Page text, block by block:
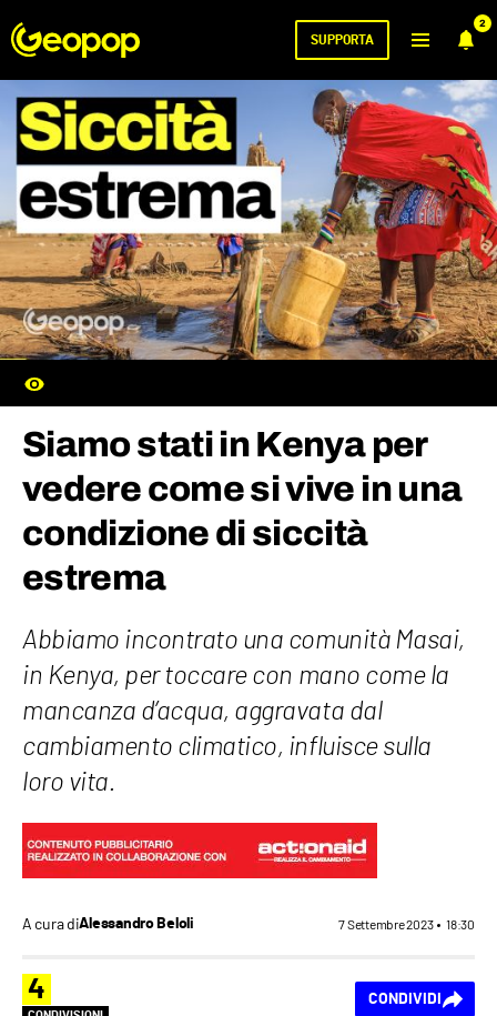
2
SUPPORTA
Siamo stati in Kenya per
vedere come si vive in una
condizione di siccità
estrema
Abbiamo incontrato una comunità Masai,
in Kenya, per toccare con mano come la
mancanza d’acqua, aggravata dal
cambiamento climatico, influisce sulla
loro vita.
A cura diAlessandro Beloli 7 Settembre 2023 18:30
4 CONDIVIDI